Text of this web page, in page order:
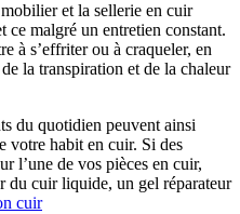
et la sellerie en cuir
ce malgré un entretien constant.
à s’effriter ou à craqueler, en
la transpiration et de la chaleur
du quotidien peuvent ainsi
votre habit en cuir. Si des
l’une de vos pièces en cuir,
du cuir liquide, un gel réparateur
cuir